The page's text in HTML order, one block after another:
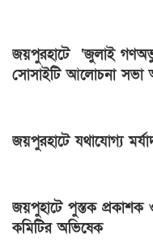
জয়পুরহাটে ‘জুলাই
সোসাইটি আলোচনা সভা
জয়পুরহাটে যথাযোগ্য
জয়পুহাটে পুস্তক প্রকাশক
কমিটির অভিষেক